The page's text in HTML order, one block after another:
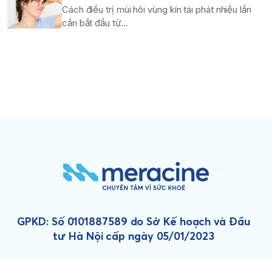
Cách điều trị mùi hôi vùng kín tái phát nhiều lần
cần bắt đầu từ...
GPKD: Số 0101887589 do Sở Kế hoạch và Đầu
tư Hà Nội cấp ngày 05/01/2023